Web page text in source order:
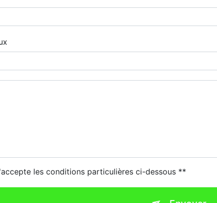
les conditions particulières ci-dessous **